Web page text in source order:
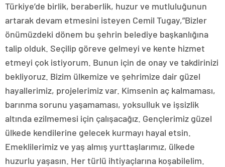
Türkiye’de birlik, beraberlik, huzur ve mutluluğunun
artarak devam etmesini isteyen Cemil Tugay,”Bizler
önümüzdeki dönem bu şehrin belediye başkanlığına
talip olduk. Seçilip göreve gelmeyi ve kente hizmet
etmeyi çok istiyorum. Bunun için de onay ve takdirinizi
bekliyoruz. Bizim ülkemize ve şehrimize dair güzel
hayallerimiz, projelerimiz var. Kimsenin aç kalmaması,
barınma sorunu yaşamaması, yoksulluk ve işsizlik
altında ezilmemesi için çalışacağız. Gençlerimiz güzel
ülkede kendilerine gelecek kurmayı hayal etsin.
Emeklilerimiz ve yaş almış yurttaşlarımız, ülkede
huzurlu yaşasın. Her türlü ihtiyaçlarına koşabilelim.